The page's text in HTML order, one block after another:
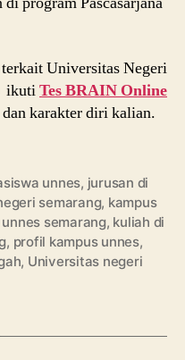
Universitas Negeri
ikutiTes BRAIN Online
karakter diri kalian.
unnes, jurusan di
semarang, kampus
semarang, kuliah di
, profil kampus unnes,
, Universitas negeri